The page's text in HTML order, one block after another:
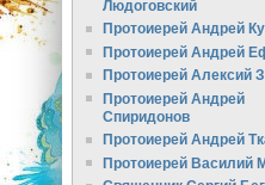
Людоговский
Протоиерей Андрей
Протоиерей Андрей
Протоиерей Алексий
Протоиерей Андрей
Спиридонов
Протоиерей Андрей
Протоиерей Василий